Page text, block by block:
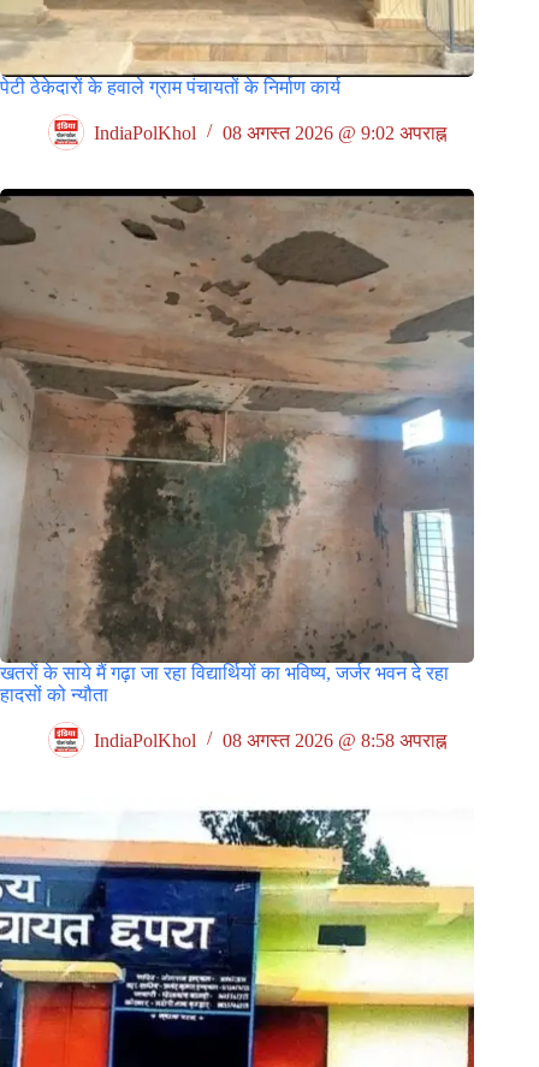
पेटी ठेकेदारों के हवाले ग्राम पंचायतों के निर्माण कार्य
IndiaPolKhol 08 अगस्त 2026 @ 9:02 अपराह्न
खतरों के साये मैं गढ़ा जा रहा विद्यार्थियों का भविष्य, जर्जर भवन दे रहा
हादसों को न्यौता
IndiaPolKhol 08 अगस्त 2026 @ 8:58 अपराह्न